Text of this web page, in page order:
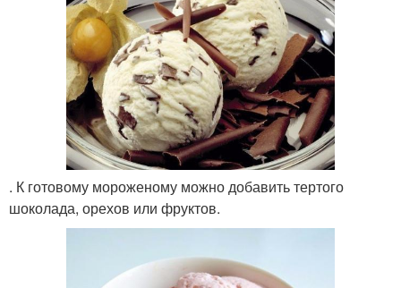
. К готовому мороженому можно добавить тертого
шоколада, орехов или фруктов.